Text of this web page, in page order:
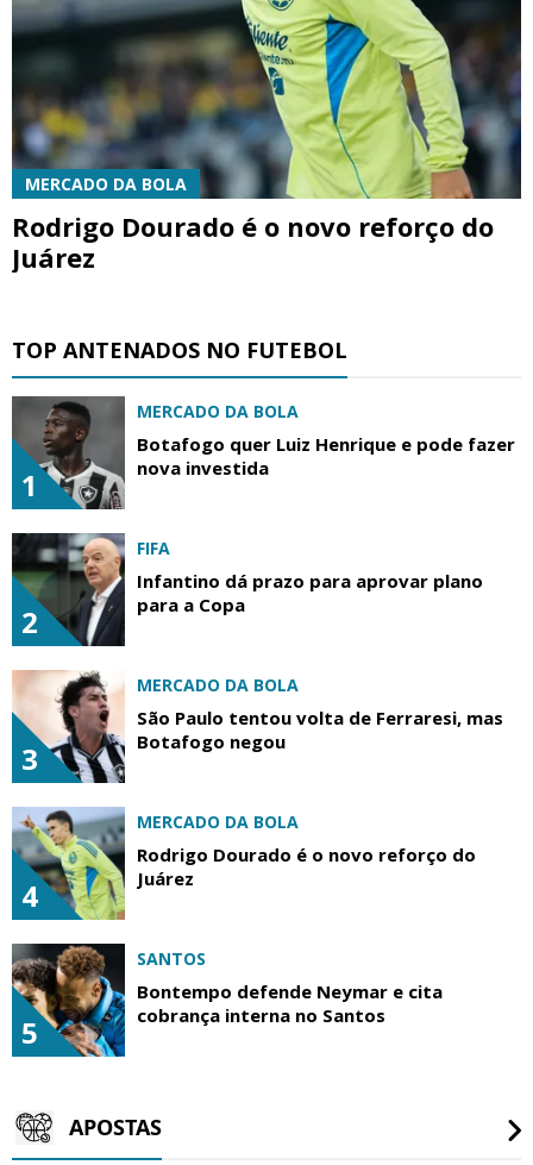
MERCADO DA BOLA
Rodrigo Dourado é o novo reforço do
Juárez
TOP ANTENADOS NO FUTEBOL
1
MERCADO DA BOLA
Botafogo quer Luiz Henrique e pode fazer
nova investida
2
FIFA
Infantino dá prazo para aprovar plano
para a Copa
3
MERCADO DA BOLA
São Paulo tentou volta de Ferraresi, mas
Botafogo negou
4
MERCADO DA BOLA
Rodrigo Dourado é o novo reforço do
Juárez
5
SANTOS
Bontempo defende Neymar e cita
cobrança interna no Santos
APOSTAS